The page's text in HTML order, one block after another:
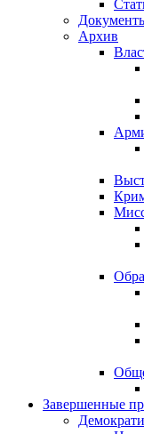
Архив
Завершенные